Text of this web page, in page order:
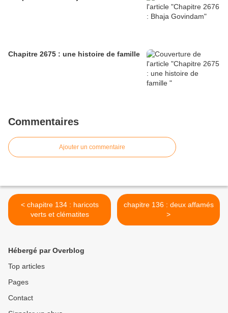
Chapitre 2675 : une histoire de famille
Commentaires
Ajouter un commentaire
< chapitre 134 : haricots
verts et clématites
chapitre 136 : deux affamés
>
Hébergé par Overblog
Top articles
Pages
Contact